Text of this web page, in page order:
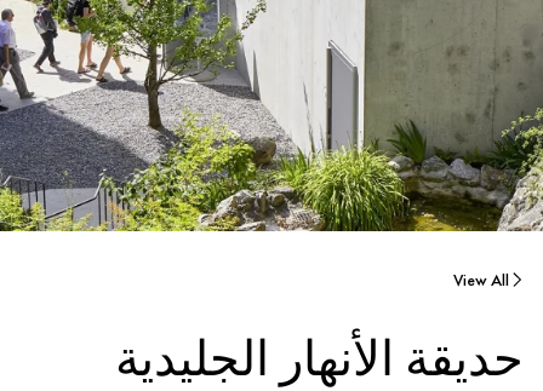
View All
حديقة الأنهار الجليدية